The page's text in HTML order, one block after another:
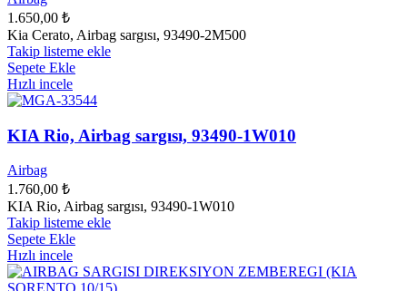
1.650,00 ₺
Kia Cerato, Airbag sargısı, 93490-2M500
Takip listeme ekle
Sepete Ekle
Hızlı incele
KIA Rio, Airbag sargısı, 93490-1W010
Airbag
1.760,00 ₺
KIA Rio, Airbag sargısı, 93490-1W010
Takip listeme ekle
Sepete Ekle
Hızlı incele